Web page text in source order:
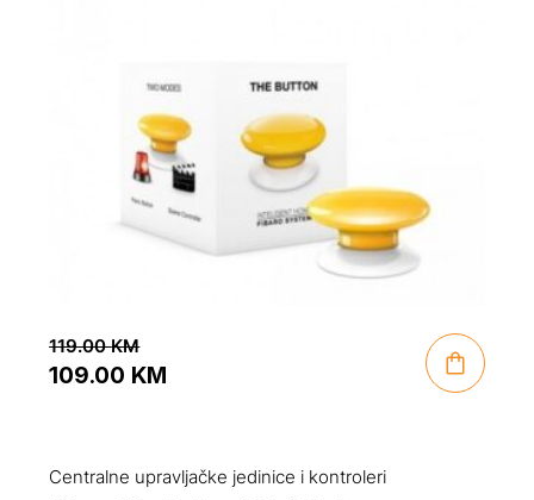
119.00KM
was:
109.00 KM
is:
Centralne upravljačke jedinice i kontroleri